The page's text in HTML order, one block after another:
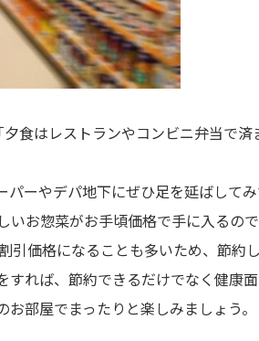
食はレストランやコンビニ弁当で
ーやデパ地下にぜひ足を延ばしてみ
お惣菜がお手頃価格で手に入るので
価格になることも多いため、節約
れば、節約できるだけでなく健康面
部屋でまったりと楽しみましょう。